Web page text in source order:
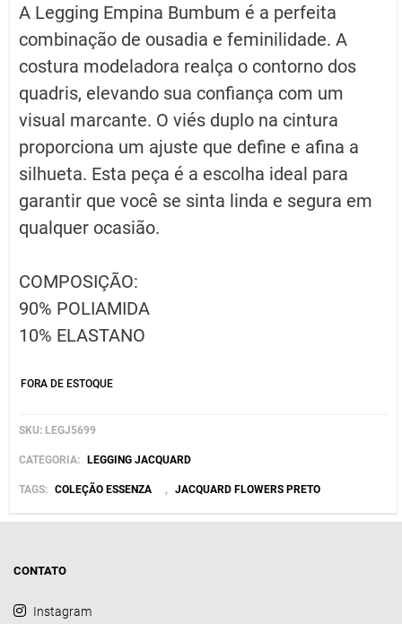
A Legging Empina Bumbum é a perfeita
combinação de ousadia e feminilidade. A
costura modeladora realça o contorno dos
quadris, elevando sua confiança com um
visual marcante. O viés duplo na cintura
proporciona um ajuste que define e afina a
silhueta. Esta peça é a escolha ideal para
garantir que você se sinta linda e segura em
qualquer ocasião.
COMPOSIÇÃO:
90% POLIAMIDA
10% ELASTANO
FORA DE ESTOQUE
SKU: LEGJ5699
CATEGORIA: LEGGING JACQUARD
TAGS: COLEÇÃO ESSENZA , JACQUARD FLOWERS PRETO
CONTATO
Instagram